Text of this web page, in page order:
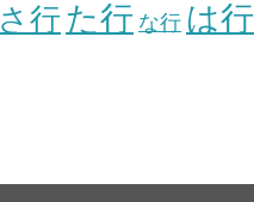
さ行た行 な行 は行